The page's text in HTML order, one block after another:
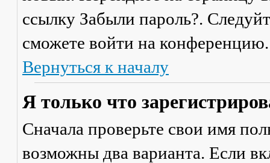
ссылку Забыли пароль?.
сможете войти на конференцию.
Вернуться к началу
Я только что
Сначала проверьте свои имя
возможны два варианта. Если